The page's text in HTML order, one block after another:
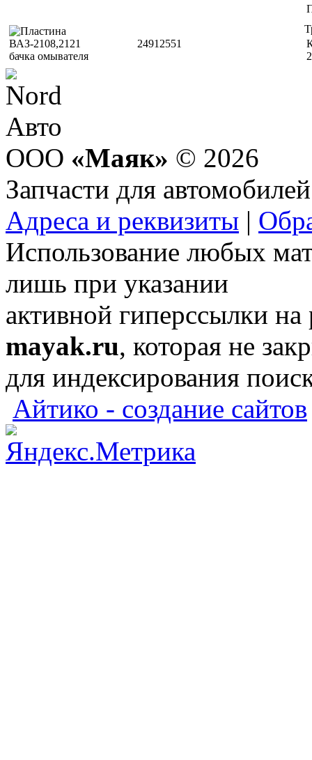
24912551
ООО «Маяк» © 2026
Запчасти для автомобилей
Адреса и реквизиты |
Использование любых
лишь при указании
активной гиперссылки
mayak.ru, которая не
для индексирования
Айтико - создание сайтов